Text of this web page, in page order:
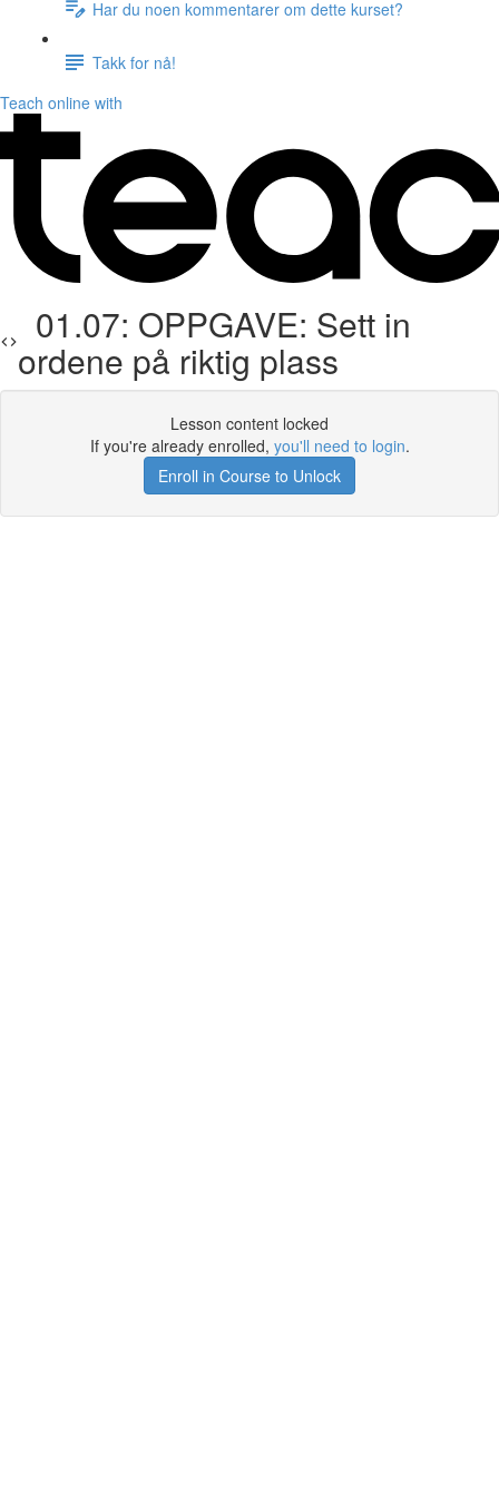
Har du noen kommentarer om dette kurset?
Takk for nå!
Teach online with
01.07: OPPGAVE: Sett in
ordene på riktig plass
Lesson content locked
If you're already enrolled, you'll need to login.
Enroll in Course to Unlock